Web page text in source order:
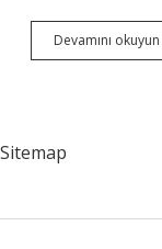
Devamını okuyun
Sitemap